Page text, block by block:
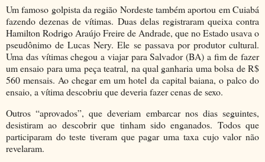
Um famoso golpista da região Nordeste também aportou em Cuiabá
fazendo dezenas de vítimas. Duas delas registraram queixa contra
Hamilton Rodrigo Araújo Freire de Andrade, que no Estado usava o
pseudônimo de Lucas Nery. Ele se passava por produtor cultural.
Uma das vítimas chegou a viajar para Salvador (BA) a fim de fazer
um ensaio para uma peça teatral, na qual ganharia uma bolsa de R$
560 mensais. Ao chegar em um hotel da capital baiana, o palco do
ensaio, a vítima descobriu que deveria fazer cenas de sexo.
Outros “aprovados”, que deveriam embarcar nos dias seguintes,
desistiram ao descobrir que tinham sido enganados. Todos que
participaram do teste tiveram que pagar uma taxa cujo valor não
revelaram.